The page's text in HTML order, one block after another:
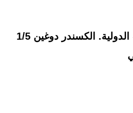
الكسندر دوغين 1/5